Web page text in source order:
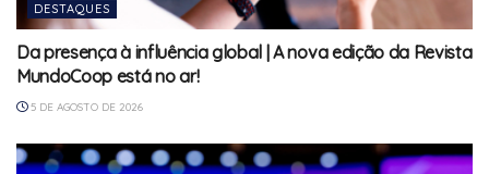
DESTAQUES
Da presença à influência global | A nova edição da Revista
MundoCoop está no ar!
5 DE AGOSTO DE 2026